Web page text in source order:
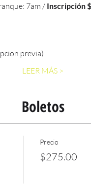
7am / Inscripción
previa)
LEER MÁS >
Boletos
Precio
$275.00